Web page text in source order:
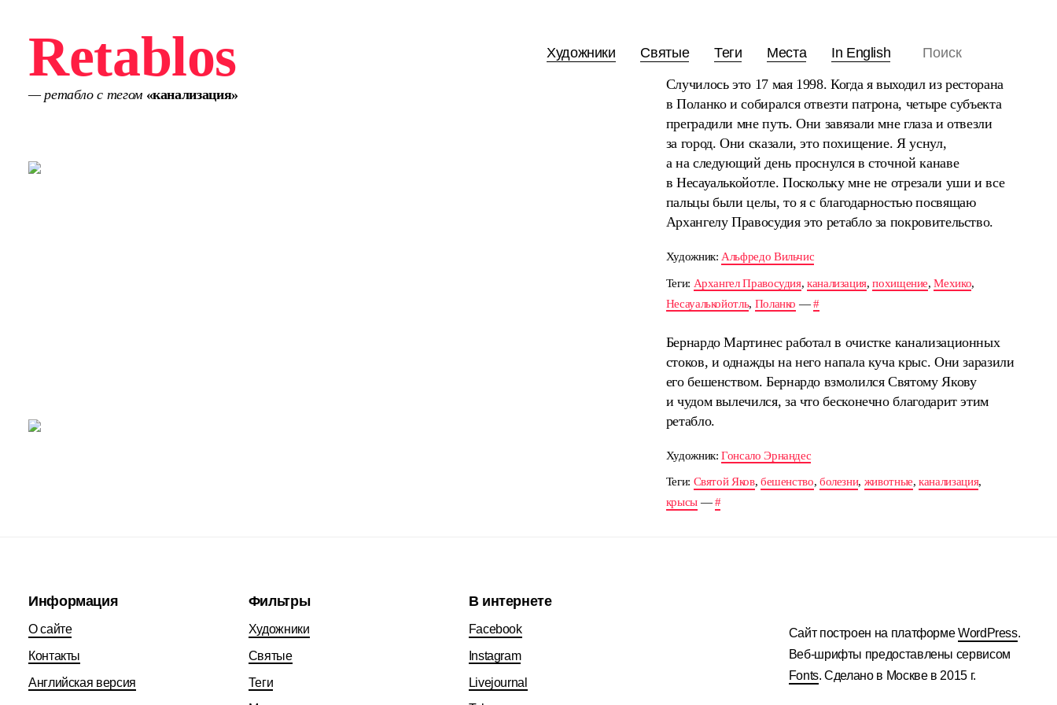
Retablos Художники Святые Теги Места In English
— ретабло с тегом «канализация»
Случилось это 17 мая 1998. Когда я выходил из ресторана
в Поланко и собирался отвезти патрона, четыре субъекта
преградили мне путь. Они завязали мне глаза и отвезли
за город. Они сказали, это похищение. Я уснул,
а на следующий день проснулся в сточной канаве
в Несауалькойотле. Поскольку мне не отрезали уши и все
пальцы были целы, то я с благодарностью посвящаю
Архангелу Правосудия это ретабло за покровительство.
Художник: Альфредо Вильчис
Теги: Архангел Правосудия,канализация,похищение,Мехико,
Несауалькойотль, Поланко —#
Бернардо Мартинес работал в очистке канализационных
стоков, и однажды на него напала куча крыс. Они заразили
его бешенством. Бернардо взмолился Святому Якову
и чудом вылечился, за что бесконечно благодарит этим
ретабло.
Художник:Гонсало Эрнандес
Теги: Святой Яков, бешенство, болезни, животные,канализация,
крысы—#
Информация
О сайте
Контакты
Английская версия
Фильтры
Художники
Святые
Теги
В интернете
Facebook
Instagram
Livejournal
Сайт построен на платформеWordPress.
Веб-шрифты предоставлены сервисом
Fonts. Сделано в Москве в 2015 г.